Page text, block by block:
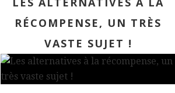
RÉCOMPENSE, UN TRÈS
VASTE SUJET !